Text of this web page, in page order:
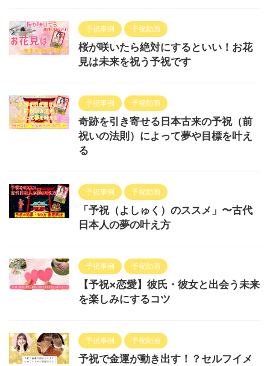
予祝事例 予祝動画
桜が咲いたら絶対にするといい！お花
見は未来を祝う予祝です
予祝事例 予祝動画
奇跡を引き寄せる日本古来の予祝（前
祝いの法則）によって夢や目標を叶え
る
予祝事例 予祝動画
「予祝（よしゅく）のススメ」〜古代
日本人の夢の叶え方
予祝事例 予祝動画
【予祝×恋愛】彼氏・彼女と出会う未来
を楽しみにするコツ
予祝事例 予祝動画
予祝で金運が動き出す！？セルフイメ